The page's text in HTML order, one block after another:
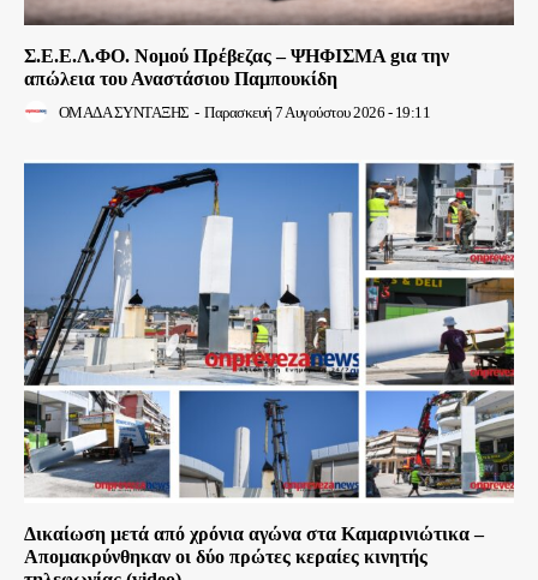
Σ.Ε.Ε.Λ.ΦΟ. Νομού Πρέβεζας – ΨΗΦΙΣΜΑ gια την
απώλεια του Αναστάσιου Παμπουκίδη
ΟΜΑΔΑ ΣΥΝΤΑΞΗΣ - Παρασκευή 7 Αυγούστου 2026 - 19:11
Δικαίωση μετά από χρόνια αγώνα στα Καμαρινιώτικα –
Απομακρύνθηκαν οι δύο πρώτες κεραίες κινητής